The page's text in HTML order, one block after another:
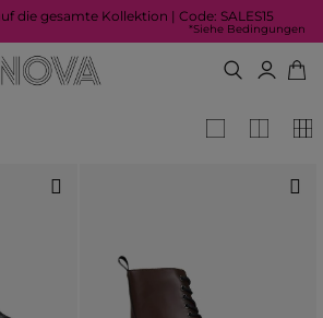
die gesamte Kollektion | Code: SALES15
*Siehe Bedingungen